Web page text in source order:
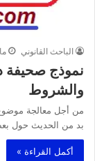
الباحث القانوني
نموذج صحيفة
والشروط
من أجل معالجة
بد من الحديث حول
أكمل القراءة »